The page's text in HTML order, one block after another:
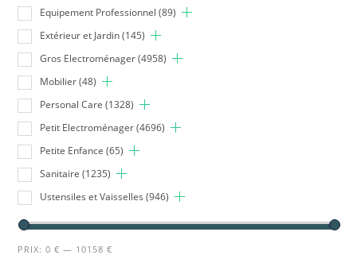
Equipement Professionnel (89)
Extérieur et Jardin (145)
Gros Electroménager (4958)
Mobilier (48)
Personal Care (1328)
Petit Electroménager (4696)
Petite Enfance (65)
Sanitaire (1235)
Ustensiles et Vaisselles (946)
PRIX:0 € — 10158 €